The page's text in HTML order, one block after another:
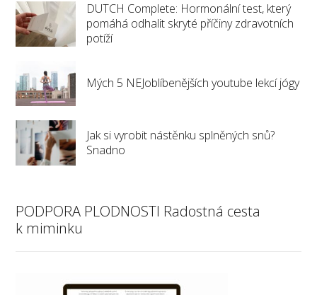
DUTCH Complete: Hormonální test, který
pomáhá odhalit skryté příčiny zdravotních
potíží
Mých 5 NEJoblíbenějších youtube lekcí jógy
Jak si vyrobit nástěnku splněných snů?
Snadno
PODPORA PLODNOSTI Radostná cesta
k miminku